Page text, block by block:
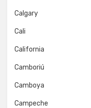
Calgary
Cali
California
Camboriú
Camboya
Campeche